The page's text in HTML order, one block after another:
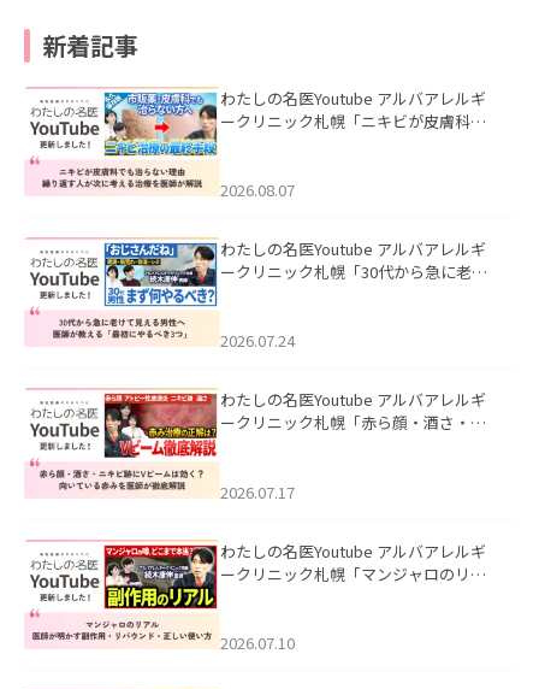
新着記事
わたしの名医Youtube アルバアレルギ
ークリニック札幌「ニキビが皮膚科で
ました。
2026.08.07
わたしの名医Youtube アルバアレルギ
ークリニック札幌「30代から急に老け
た。
2026.07.24
わたしの名医Youtube アルバアレルギ
ークリニック札幌「赤ら顔・酒さ・ニ
した。
2026.07.17
わたしの名医Youtube アルバアレルギ
ークリニック札幌「マンジャロのリア
た。
2026.07.10